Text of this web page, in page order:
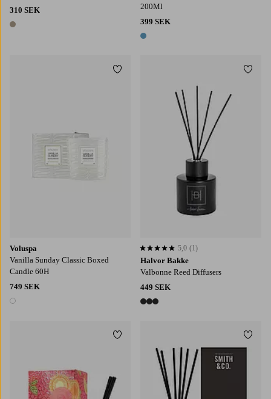
310 SEK
1 färg
200Ml
399 SEK
1 färg
Voluspa
Vanilla Sunday Classic Boxed
Candle 60H
749 SEK
1 färg
Lägg till i favoriter
Halvor Bakke
Valbonne Reed Diffusers
449 SEK
3 färger
5,0 baserat på 1 st betyg
5,0 (1)
Lägg till i favoriter